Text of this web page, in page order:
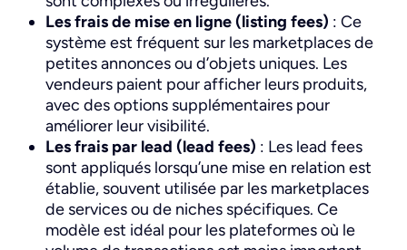
Les frais de mise en ligne (listing fees) : Ce
système est fréquent sur les marketplaces de
petites annonces ou d’objets uniques. Les
vendeurs paient pour afficher leurs produits,
avec des options supplémentaires pour
améliorer leur visibilité.
Les frais par lead (lead fees) : Les lead fees
sont appliqués lorsqu’une mise en relation est
établie, souvent utilisée par les marketplaces
de services ou de niches spécifiques. Ce
modèle est idéal pour les plateformes où le